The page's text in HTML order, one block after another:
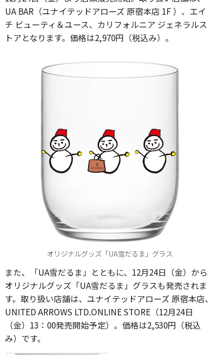
UA BAR（ユナイテッドアローズ 原宿本店 1F ）、エイ
チ ビューティ＆ユース、カリフォルニア ジェネラルス
トアとなります。価格は2,970円（税込み）。
オリジナルグッズ「UA雪だるま」グラス
また、「UA雪だるま」とともに、12月24日（金）から
オリジナルグッズ「UA雪だるま」グラスも発売されま
す。取り扱い店舗は、ユナイテッドアローズ 原宿本店、
UNITED ARROWS LTD.ONLINE STORE（12月24日
（金）13：00発売開始予定）。価格は2,530円（税込
み）です。